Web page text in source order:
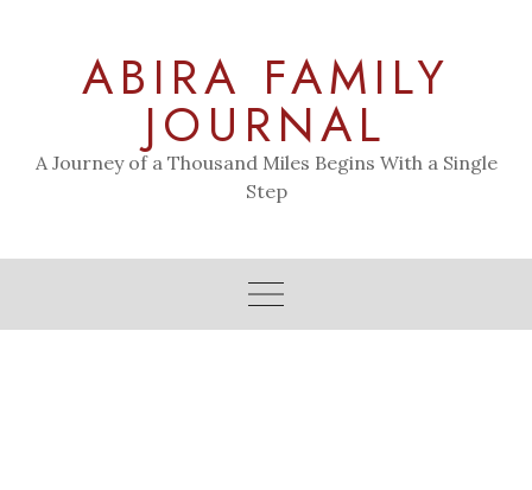
ABIRA FAMILY
JOURNAL
A Journey of a Thousand Miles Begins With a Single
Step